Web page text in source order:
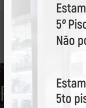
Receba